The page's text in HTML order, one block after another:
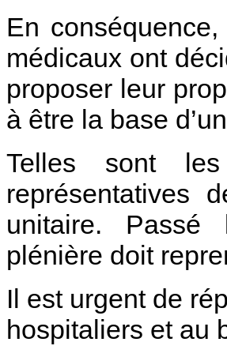
En
médicaux ont
proposer leur
à être la base
Telles sont les
représentatives
unitaire. Passé
plénière doit
Il est urgent de
hospitaliers et au